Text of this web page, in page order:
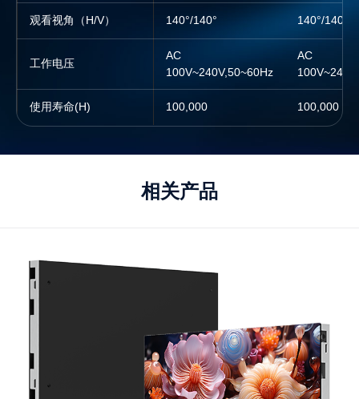
观看视角（H/V） 140°/140° 140°/140°
工作电压
AC
100V~240V,50~60Hz
AC
使用寿命(H) 100,000 100,000
140°/140° 140°/140°
AC
100V~240V,50~60Hz
AC
100,000 100,000
相关产品